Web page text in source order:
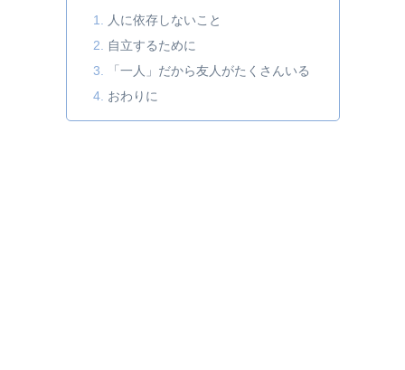
人に依存しないこと
自立するために
「一人」だから友人がたくさんいる
おわりに